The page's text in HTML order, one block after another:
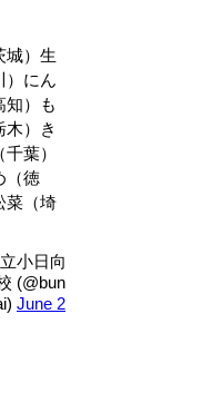
城）生
）にん
知）も
木）き
葉）
（徳
菜（埼
小日向
(@bun
June 2